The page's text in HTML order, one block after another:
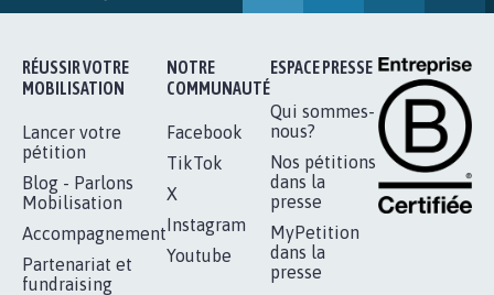
RÉUSSIR VOTRE
MOBILISATION
Lancer votre
pétition
Blog - Parlons
Mobilisation
Accompagnement
Partenariat et
fundraising
NOTRE
COMMUNAUTÉ
Facebook
TikTok
X
Instagram
Youtube
ESPACE PRESSE
Qui sommes-
nous?
Nos pétitions
dans la
presse
MyPetition
dans la
presse